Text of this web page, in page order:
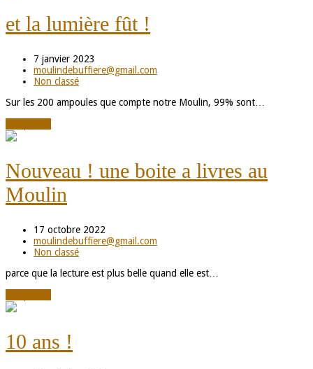
et la lumière fût !
7 janvier 2023
moulindebuffiere@gmail.com
Non classé
Sur les 200 ampoules que compte notre Moulin, 99% sont…
Nouveau ! une boite a livres au
Moulin
17 octobre 2022
moulindebuffiere@gmail.com
Non classé
parce que la lecture est plus belle quand elle est…
10 ans !